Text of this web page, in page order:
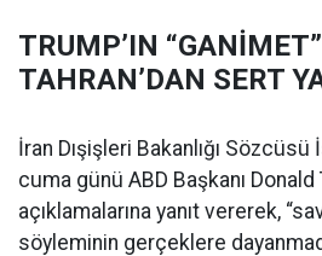
TRUMP’IN
TAHRAN’DAN SERT
İran Dışişleri Bakanlığı
cuma günü ABD Başkanı Donald
açıklamalarına yanıt vererek,
söyleminin gerçeklere